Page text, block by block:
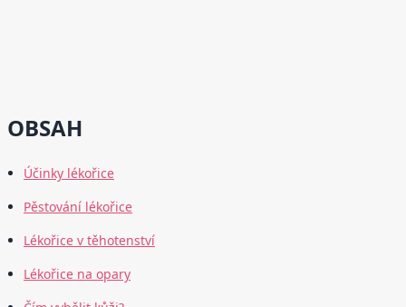
OBSAH
Účinky lékořice
Pěstování lékořice
Lékořice v těhotenství
Lékořice na opary